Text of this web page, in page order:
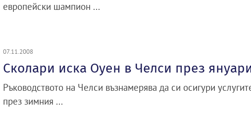
европейски шампион ...
07.11.2008
Сколари иска Оуен в Челси през
Ръководството на Челси възнамерява да си осигури
през зимния ...